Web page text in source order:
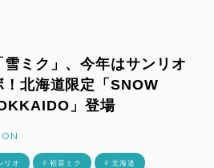
ミク」、今年はサンリオ
！北海道限定「SNOW
」登場
リオ # 初音ミク # 北海道